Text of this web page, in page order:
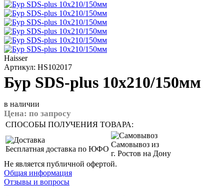
Haisser
Артикул: HS102017
Бур SDS-plus 10x210/150мм
в наличии
Цена: по запросу
СПОСОБЫ ПОЛУЧЕНИЯ ТОВАРА:
Бесплатная доставка по ЮФО
Самовывоз из
г. Ростов на Дону
Не является публичной офертой.
Общая информация
Отзывы и вопросы